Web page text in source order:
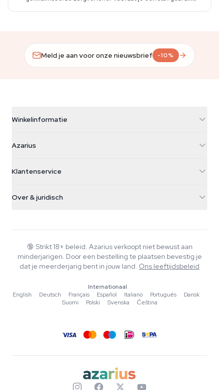
Meld je aan voor onze nieuwsbrief -10%
Winkelinformatie
Galvaniweg 11
Nederland
+31(0)204897914
Azarius
Smokeshop
Klantenservice
Retourbeleid
Veelgestelde vragen
Privacybeleid
Over & juridisch
Wiki
Muziek
Redactionele normen
Tools & Calculators
🔞 Strikt 18+ beleid. Azarius verkoopt niet bewust aan
minderjarigen. Door een bestelling te plaatsen bevestig je
dat je meerderjarig bent in jouw land. Ons leeftijdsbeleid
Internationaal
English
·Deutsch ·Français ·Español ·Italiano ·Português ·Dansk
·
Suomi
·Polski ·Svenska ·Čeština